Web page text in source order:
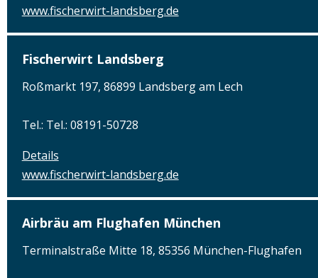
www.fischerwirt-landsberg.de
Fischerwirt Landsberg
Roßmarkt 197, 86899 Landsberg am Lech
Tel.: Tel.: 08191-50728
Details
www.fischerwirt-landsberg.de
Airbräu am Flughafen München
Terminalstraße Mitte 18, 85356 München-Flughafen